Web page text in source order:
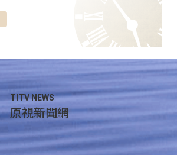
TITV NEWS
原視新聞網